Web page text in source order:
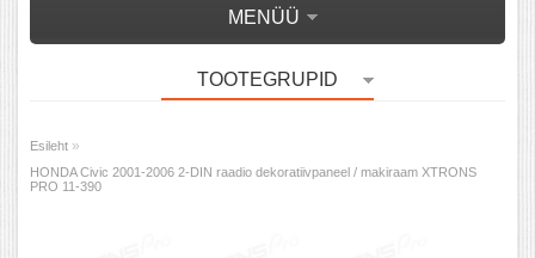
MENÜÜ
TOOTEGRUPID
Esileht »
HONDA Civic 2001-2006 2-DIN raadio dekoratiivpaneel / makiraam XTRONS
PRO 11-390